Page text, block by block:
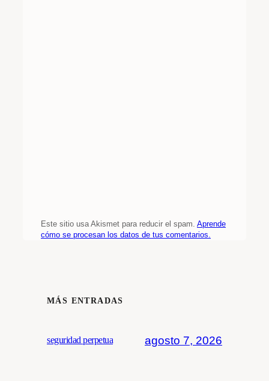
Este sitio usa Akismet para reducir el spam. Aprende
cómo se procesan los datos de tus comentarios.
MÁS ENTRADAS
seguridad perpetua agosto 7, 2026